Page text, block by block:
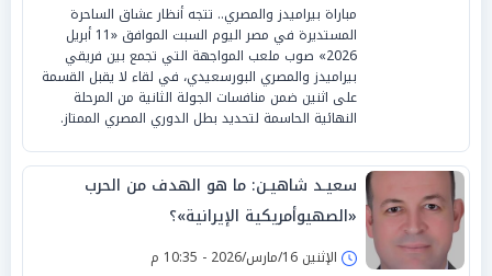
مباراة بيراميدز والمصري.. تتجه أنظار عشاق الساحرة
المستديرة في مصر اليوم السبت الموافق «11 أبريل
2026» صوب ملعب المواجهة التي تجمع بين فريقي
بيراميدز والمصري البورسعيدي، في لقاء لا يقبل القسمة
على اثنين ضمن منافسات الجولة الثانية من المرحلة
النهائية الحاسمة لتحديد بطل الدوري المصري الممتاز.
سعيـد شاهيـن: ما هو الهدف من الحرب
«الصهيوأمريكية الإيرانية»؟
الإثنين 16/مارس/2026 - 10:35 م